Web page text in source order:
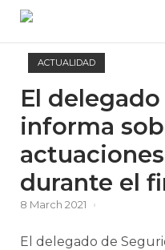
Skip
content
ACTUALIDAD
El
informa
durante el
8 March 2021
El delegado de